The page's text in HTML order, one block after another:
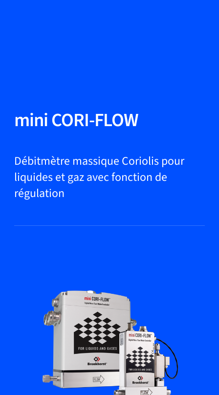
Produits
Applications
Service et assistance
Bronkhorst
mini CORI-FLOW
Débitmètre massique Coriolis pour
liquides et gaz avec fonction de
régulation